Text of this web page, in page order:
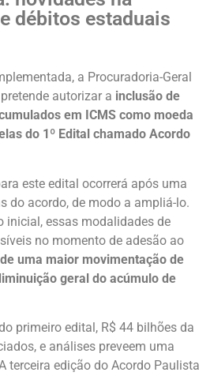
débitos estaduais
a Procuradoria-Geral
autorizar a inclusão de
em ICMS como moeda
do 1º Edital chamado Acordo
este edital ocorrerá após uma
do acordo, de modo a ampliá-lo.
inicial, essas modalidades de
no momento de adesão ao
uma maior movimentação de
geral do acúmulo de
primeiro edital, R$ 44 bilhões da
e análises preveem uma
terceira edição do Acordo Paulista